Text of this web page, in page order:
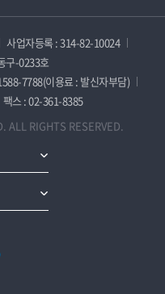
사업자등록 : 314-82-10024
구-0233호
7788(이용료 : 발신자부담)
팩스 : 02-361-8385
ALL RIGHTS RESERVED.